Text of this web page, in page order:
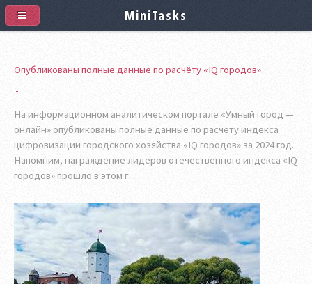
Опубликованы полные данные по расчёту «IQ городов»
На информационном аналитическом портале «Умный город —
онлайн» опубликованы полные данные по расчёту индекса
цифровизации городского хозяйства «IQ городов» за 2024 год.
Напомним, награждение лидеров отечественного индекса «IQ
городов» прошло в этом г...
MiniTasks